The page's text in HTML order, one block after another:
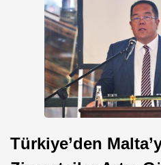
Türkiye’den